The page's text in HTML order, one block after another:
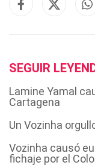
SEGUIR
Lamine Yamal
Cartagena
Un Vozinha
Vozinha causó
fichaje por el